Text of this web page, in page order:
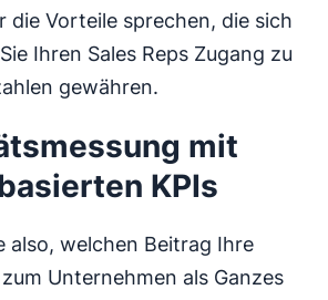
die Vorteile sprechen, die sich
Ihren Sales Reps Zugang zu
gewähren.
mit
KPIs
also, welchen Beitrag Ihre
Unternehmen als Ganzes